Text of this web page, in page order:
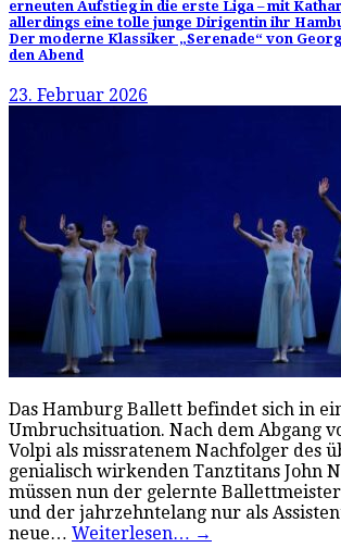
erneuten Aufstieg in die erste Liga – mit
allerdings eine tolle junge Dirigentin ihr
Der moderne Klassiker „Serenade“ von
den Abend
23. Februar 2026
Das Hamburg Ballett befindet sich in
Umbruchsituation. Nach dem Abgang
Volpi als missratenem Nachfolger des
genialisch wirkenden Tanztitans John
müssen nun der gelernte
und der jahrzehntelang nur als
neue… Weiterlesen… →